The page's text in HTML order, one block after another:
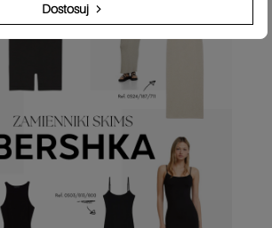
Dostosuj